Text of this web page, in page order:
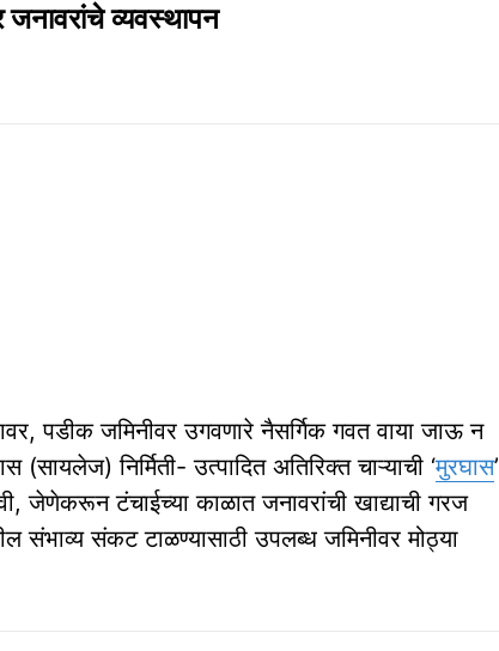
जनावरांचे व्यवस्थापन
पडीक जमिनीवर उगवणारे नैसर्गिक गवत वाया जाऊ न
निर्मिती- उत्पादित अतिरिक्त चाऱ्याची ‘मुरघास’
जेणेकरून टंचाईच्या काळात जनावरांची खाद्याची गरज
संभाव्य संकट टाळण्यासाठी उपलब्ध जमिनीवर मोठ्या